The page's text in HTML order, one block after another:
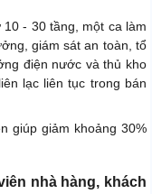
- 30 tầng, một ca làm
giám sát an toàn, tổ
điện nước và thủ kho
lạc liên tục trong bán
giúp giảm khoảng 30%
nhà hàng, khách